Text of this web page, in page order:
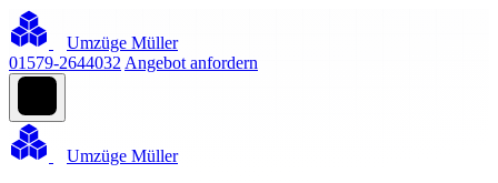
Umzüge Müller
01579-2644032 Angebot anfordern
Umzüge Müller